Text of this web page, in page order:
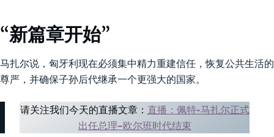
“新篇章开始”
马扎尔说，匈牙利现在必须集中精力重建信任，恢复公共生活的
尊严，并确保子孙后代继承一个更强大的国家。
请关注我们今天的直播文章： 直播：佩特-马扎尔正式
出任总理–欧尔班时代结束